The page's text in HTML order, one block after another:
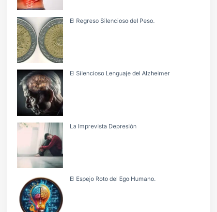
El Regreso Silencioso del Peso.
El Silencioso Lenguaje del Alzheimer
La Imprevista Depresión
El Espejo Roto del Ego Humano.